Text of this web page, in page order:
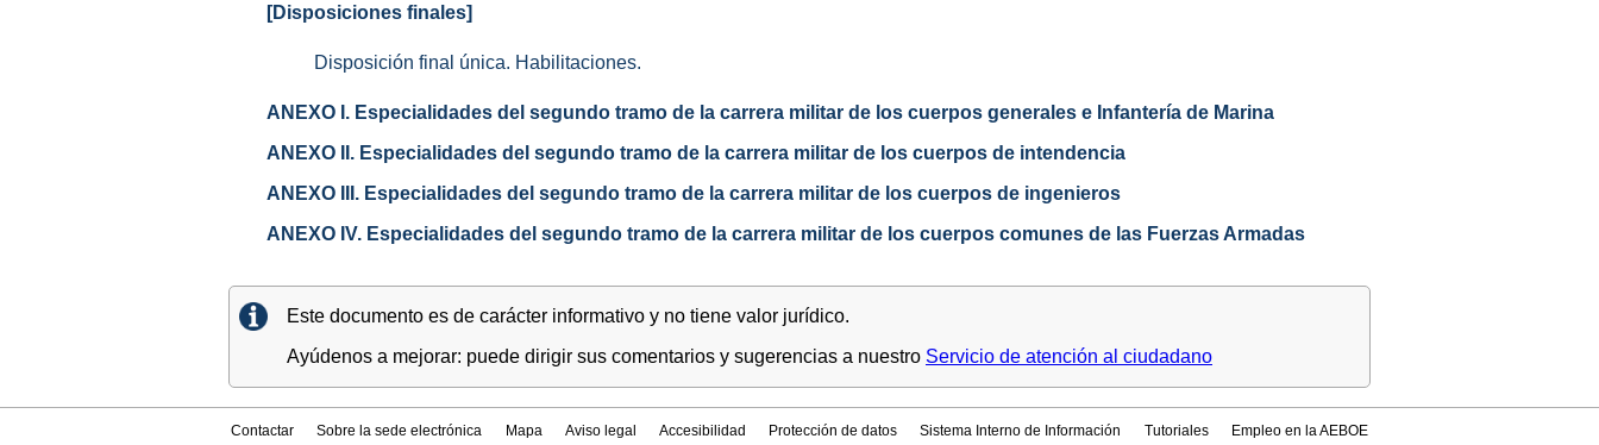
[Disposiciones finales]
Disposición final única. Habilitaciones.
ANEXO I. Especialidades del segundo tramo de la carrera militar de los cuerpos generales e Infantería de Marina
ANEXO II. Especialidades del segundo tramo de la carrera militar de los cuerpos de intendencia
ANEXO III. Especialidades del segundo tramo de la carrera militar de los cuerpos de ingenieros
ANEXO IV. Especialidades del segundo tramo de la carrera militar de los cuerpos comunes de las Fuerzas Armadas
Este documento es de carácter informativo y no tiene valor jurídico.
Ayúdenos a mejorar: puede dirigir sus comentarios y sugerencias a nuestro Servicio de atención al ciudadano
Contactar Sobre la sede electrónica Mapa Aviso legal Accesibilidad Protección de datos Sistema Interno de Información Tutoriales Empleo en la AEBOE